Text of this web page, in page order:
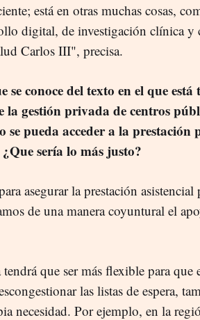
está en otras muchas cosas,
digital, de investigación clínica y
Carlos III", precisa.
se conoce del texto en el que
la gestión privada de centros
pueda acceder a la prestación
sería lo más justo?
asegurar la prestación
de una manera coyuntural el
que ser más flexible para que
las listas de espera,
necesidad. Por ejemplo, en la